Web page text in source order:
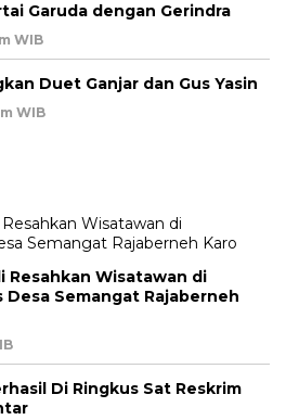
Garuda dengan Gerindra
WIB
Duet Ganjar dan Gus Yasin
WIB
Resahkan Wisatawan di
Desa Semangat Rajaberneh
Di Ringkus Sat Reskrim